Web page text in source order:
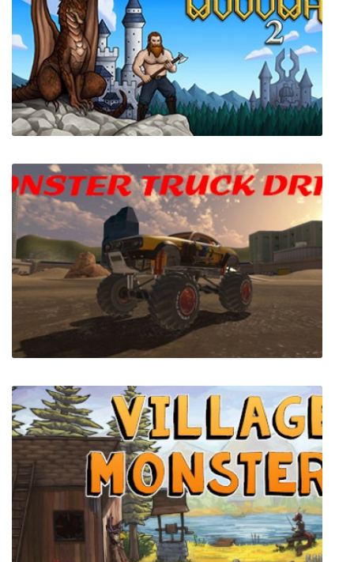
For The Warp
Castle Woodwarf 2
Monster Truck Drive